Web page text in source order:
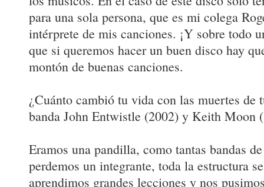
para una sola persona, que es mi colega
intérprete de mis canciones. ¡Y sobre todo
que si queremos hacer un buen disco hay
montón de buenas canciones.
¿Cuánto cambió tu vida con las muertes de
banda John Entwistle (2002) y Keith Moon
Eramos una pandilla, como tantas bandas
perdemos un integrante, toda la estructura
aprendimos grandes lecciones y nos